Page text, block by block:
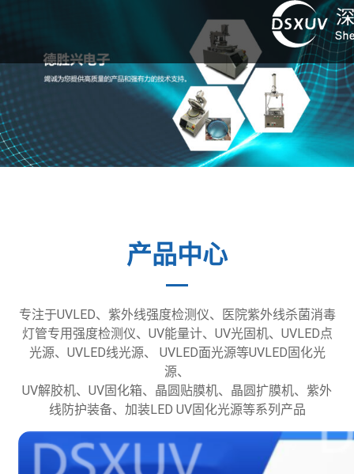
产品中心
专注于UVLED、紫外线强度检测仪、医院紫外线杀菌消毒
灯管专用强度检测仪、UV能量计、UV光固机、UVLED点
光源、UVLED线光源、 UVLED面光源等UVLED固化光
源、
UV解胶机、UV固化箱、晶圆贴膜机、晶圆扩膜机、紫外
线防护装备、加装LED UV固化光源等系列产品